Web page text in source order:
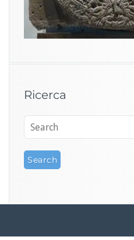
Ricerca